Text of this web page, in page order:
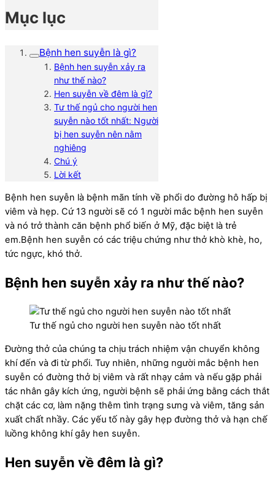
Mục lục
Bệnh hen suyễn là gì?
Bệnh hen suyễn xảy ra
như thế nào?
Hen suyễn về đêm là gì?
Tư thế ngủ cho người hen
suyễn nào tốt nhất: Người
bị hen suyễn nên nằm
nghiêng
Chú ý
Lời kết
Bệnh hen suyễn là bệnh mãn tính về phổi do đường hô hấp bị
viêm và hẹp. Cứ 13 người sẽ có 1 người mắc bệnh hen suyễn
và nó trở thành căn bệnh phổ biến ở Mỹ, đặc biệt là trẻ
em.Bệnh hen suyễn có các triệu chứng như thở khò khè, ho,
tức ngực, khó thở.
Bệnh hen suyễn xảy ra như thế nào?
Tư thế ngủ cho người hen suyễn nào tốt nhất
Đường thở của chúng ta chịu trách nhiệm vận chuyển không
khí đến và đi từ phổi. Tuy nhiên, những người mắc bệnh hen
suyễn có đường thở bị viêm và rất nhạy cảm và nếu gặp phải
tác nhân gây kích ứng, người bệnh sẽ phải ứng bằng cách thắt
chặt các cơ, làm nặng thêm tình trạng sưng và viêm, tăng sản
xuất chất nhầy. Các yếu tố này gây hẹp đường thở và hạn chế
luồng không khí gây hen suyễn.
Hen suyễn về đêm là gì?